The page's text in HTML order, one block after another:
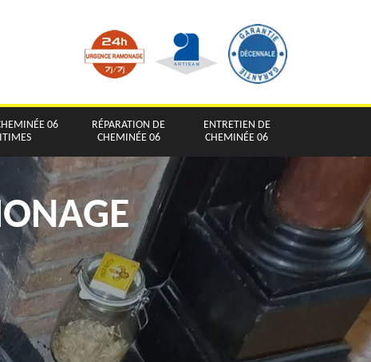
06
RÉPARATION DE
CHEMINÉE 06
ENTRETIEN DE
CHEMINÉE 06